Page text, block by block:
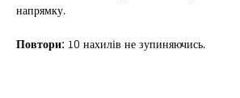
напрямку.
Повтори: 10 нахилів не зупиняючись.